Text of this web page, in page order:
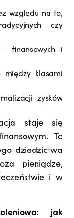
względu na to,
czy
– finansowych i
między klasami
zysków
staje się
To
dziedzictwa
pieniądze,
i w
jak